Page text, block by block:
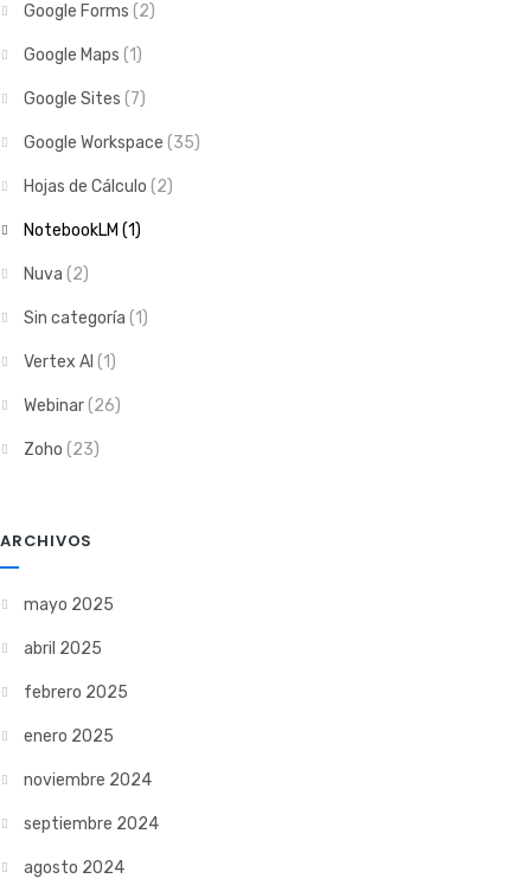
Google Forms (2)
Google Maps (1)
Google Sites (7)
Google Workspace (35)
Hojas de Cálculo (2)
NotebookLM (1)
Nuva (2)
Sin categoría (1)
Vertex AI (1)
Webinar(26)
Zoho (23)
ARCHIVOS
mayo 2025
abril 2025
febrero 2025
enero 2025
noviembre 2024
septiembre 2024
agosto 2024